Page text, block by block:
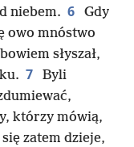
niebem. 6
Gdy
owo mnóstwo
słyszał,
7
Byli
którzy mówią,
zatem dzieje,